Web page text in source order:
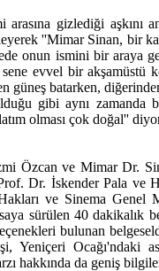
gizlediği aşkını
''Mimar Sinan, bir
onun ismini bir araya
evvel bir
güneş batarken,
gibi aynı zamanda
olması çok doğal''
Özcan ve Mimar Dr.
Dr. İskender Pala ve
ve Sinema Genel
sürülen 40 dakikalık
bulunan
Yeniçeri Ocağı'ndaki
hakkında da geniş